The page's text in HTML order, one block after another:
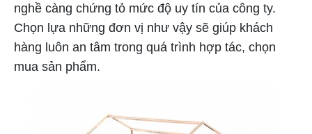
nghề càng chứng tỏ mức độ uy tín của công ty.
Chọn lựa những đơn vị như vậy sẽ giúp khách
hàng luôn an tâm trong quá trình hợp tác, chọn
mua sản phẩm.